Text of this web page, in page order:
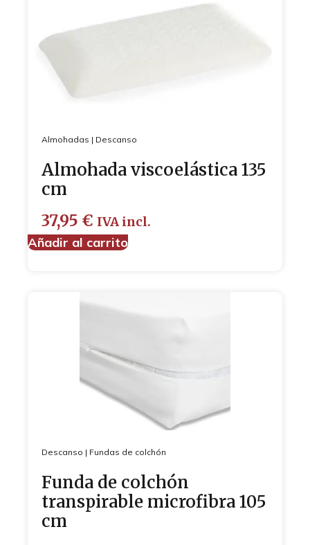
Almohadas | Descanso
Almohada viscoelástica 135
cm
37,95 € IVA incl.
Añadir al carrito
Descanso | Fundas de colchón
Funda de colchón
transpirable microfibra 105
cm